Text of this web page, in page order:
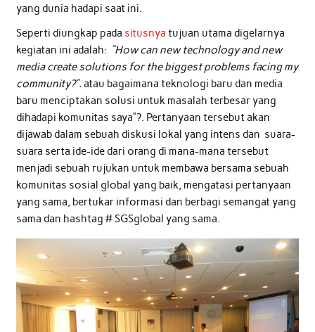
yang dunia hadapi saat ini.
Seperti diungkap pada situsnya tujuan utama digelarnya
kegiatan ini adalah: “How can new technology and new
media create solutions for the biggest problems facing my
community?”.atau bagaimana teknologi baru dan media
baru menciptakan solusi untuk masalah terbesar yang
dihadapi komunitas saya”?. Pertanyaan tersebut akan
dijawab dalam sebuah diskusi lokal yang intens dan suara-
suara serta ide-ide dari orang di mana-mana tersebut
menjadi sebuah rujukan untuk membawa bersama sebuah
komunitas sosial global yang baik, mengatasi pertanyaan
yang sama, bertukar informasi dan berbagi semangat yang
sama dan hashtag # SGSglobal yang sama.